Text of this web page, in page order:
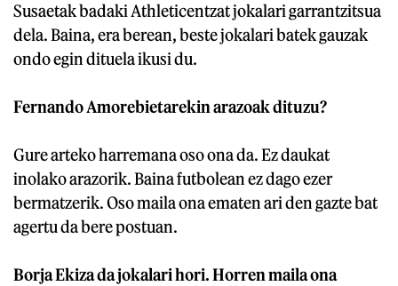
Susaetak badaki Athleticentzat jokalari garrantzitsua
dela. Baina, era berean, beste jokalari batek gauzak
ondo egin dituela ikusi du.
Fernando Amorebietarekin arazoak dituzu?
Gure arteko harremana oso ona da. Ez daukat
inolako arazorik. Baina futbolean ez dago ezer
bermatzerik. Oso maila ona ematen ari den gazte bat
agertu da bere postuan.
Borja Ekiza da jokalari hori. Horren maila ona